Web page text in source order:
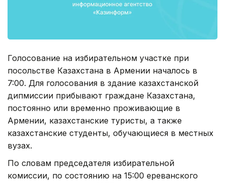
Голосование на избирательном участке при
посольстве Казахстана в Армении началось в
7:00. Для голосования в здание казахстанской
дипмиссии прибывают граждане Казахстана,
постоянно или временно проживающие в
Армении, казахстанские туристы, а также
казахстанские студенты, обучающиеся в местных
вузах.
По словам председателя избирательной
комиссии, по состоянию на 15:00 ереванского